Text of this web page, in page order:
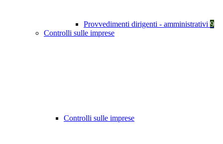
Provvedimenti dirigenti - amministrativi 9
Controlli sulle imprese
Controlli sulle imprese